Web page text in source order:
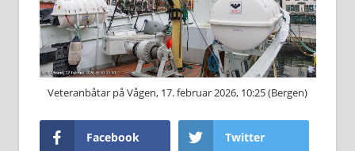
Veteranbåtar på Vågen, 17. februar 2026, 10:25 (Bergen)
Facebook Twitter